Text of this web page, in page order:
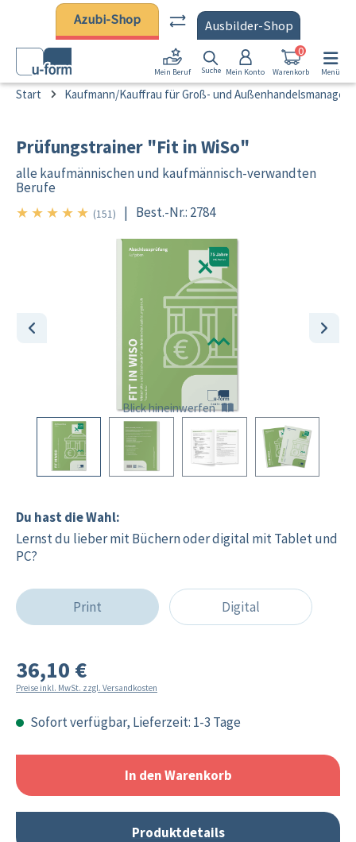
Zum Hauptinhalt springen
Azubi-Shop Ausbilder-Shop
Mein Beruf Suche Mein Konto Warenkorb
0
Menü
Start Kaufmann/Kauffrau für Groß- und
Prüfungstrainer "Fit in WiSo"
alle kaufmännischen und kaufmännisch-verwandten
Berufe
★ ★ ★ ★ ★ 5/5
(151) | Best.-Nr.: 2784
Bildergalerie überspringen
Blick hineinwerfen
Du hast die Wahl:
Lernst du lieber mit Büchern oder digital mit Tablet und
PC?
Print Digital
36,10 €
Preise inkl. MwSt. zzgl. Versandkosten
Sofort verfügbar, Lieferzeit: 1-3 Tage
In den Warenkorb
Produktdetails